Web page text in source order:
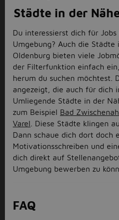
Städte in der
Du interessierst dich für
Umgebung? Auch die Städte
Oldenburg bieten viele
der Filterfunktion einfach
herum du suchen möchtest.
angezeigt, die auch für dich
Umliegende Städte in der
zum Beispiel Bad
Varel . Diese Städte klingen
Dann schaue dich dort doch
Motivationsschreiben und
dich direkt auf
Umgebung bewerben zu
FAQ